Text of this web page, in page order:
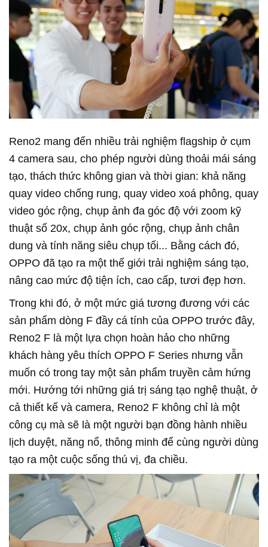
Reno2 mang đến nhiều trải nghiệm flagship ở cụm
4 camera sau, cho phép người dùng thoải mái sáng
tạo, thách thức không gian và thời gian: khả năng
quay video chống rung, quay video xoá phông, quay
video góc rộng, chụp ảnh đa góc độ với zoom kỹ
thuật số 20x, chụp ảnh góc rộng, chụp ảnh chân
dung và tính năng siêu chụp tối... Bằng cách đó,
OPPO đã tạo ra một thế giới trải nghiệm sáng tạo,
nâng cao mức độ tiện ích, cao cấp, tươi đẹp hơn.
Trong khi đó, ở một mức giá tương đương với các
sản phẩm dòng F đầy cá tính của OPPO trước đây,
Reno2 F là một lựa chọn hoàn hảo cho những
khách hàng yêu thích OPPO F Series nhưng vẫn
muốn có trong tay một sản phẩm truyền cảm hứng
mới. Hướng tới những giá trị sáng tạo nghệ thuật, ở
cả thiết kế và camera, Reno2 F không chỉ là một
công cụ mà sẽ là một người bạn đồng hành nhiều
lịch duyệt, năng nổ, thông minh để cùng người dùng
tạo ra một cuộc sống thú vị, đa chiều.